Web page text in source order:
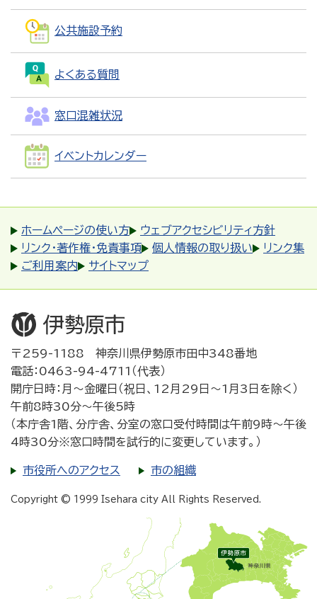
公共施設予約
よくある質問
窓口混雑状況
イベントカレンダー
ホームページの使い方
ウェブアクセシビリティ方針
リンク・著作権・免責事項
個人情報の取り扱い
リンク集
ご利用案内
サイトマップ
〒259-1188 神奈川県伊勢原市田中348番地
電話：0463-94-4711（代表）
開庁日時：月～金曜日（祝日、12月29日～1月3日を除く）
午前8時30分～午後5時
（本庁舎1階、分庁舎、分室の窓口受付時間は午前9時～午後
4時30分※窓口時間を試行的に変更しています。）
市役所へのアクセス 市の組織
Copyright © 1999 Isehara city All Rights Reserved.